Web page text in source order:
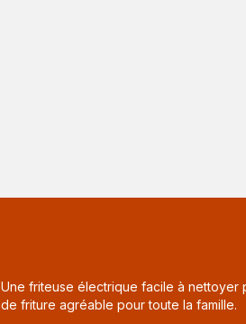
Une friteuse électrique facile à nettoyer
de friture agréable pour toute la famille.